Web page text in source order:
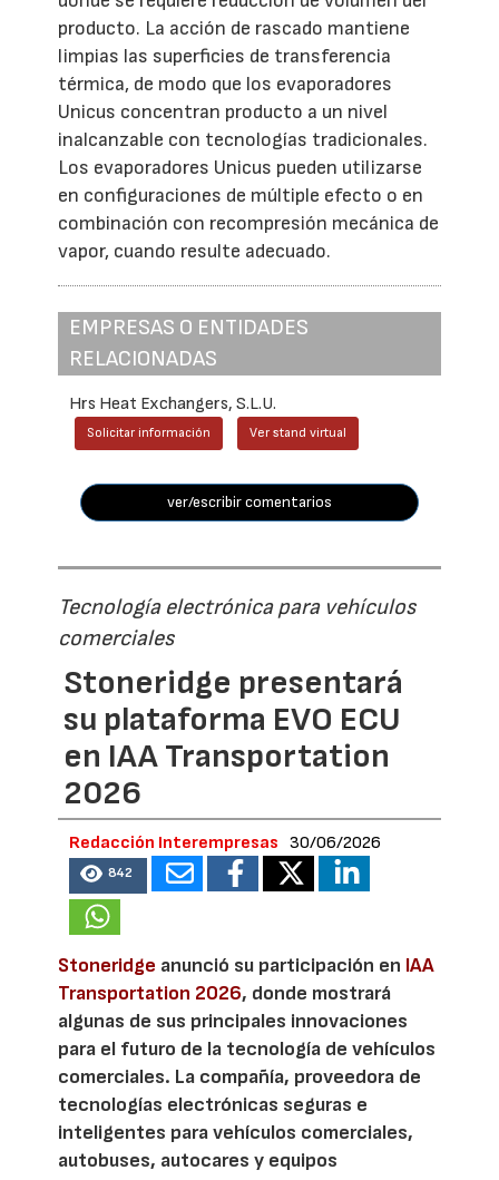
producto. La acción de rascado mantiene
limpias las superficies de transferencia
térmica, de modo que los evaporadores
Unicus concentran producto a un nivel
inalcanzable con tecnologías tradicionales.
Los evaporadores Unicus pueden utilizarse
en configuraciones de múltiple efecto o en
combinación con recompresión mecánica de
vapor, cuando resulte adecuado.
EMPRESAS O ENTIDADES
RELACIONADAS
Hrs Heat Exchangers, S.L.U.
Solicitar información Ver stand virtual
ver/escribir comentarios
Tecnología electrónica para vehículos
comerciales
Stoneridge presentará
su plataforma EVO ECU
en IAA Transportation
2026
Redacción Interempresas 30/06/2026
842
Stoneridge anunció su participación en IAA
Transportation 2026, donde mostrará
algunas de sus principales innovaciones
para el futuro de la tecnología de vehículos
comerciales. La compañía, proveedora de
tecnologías electrónicas seguras e
inteligentes para vehículos comerciales,
autobuses, autocares y equipos